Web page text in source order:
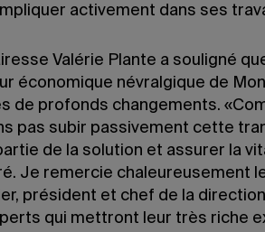
activement dans ses
Valérie Plante a souligné
économique névralgique de
de profonds changements.
pas subir passivement cette
de la solution et assurer la
Je remercie chaleureusement
président et chef de la
qui mettront leur très riche